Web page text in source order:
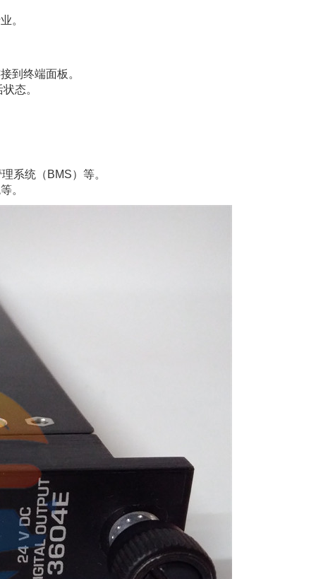
。
到终端面板。
态。
系统（BMS）等。
。